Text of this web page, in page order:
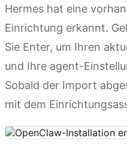
Hermes hat eine
Einrichtung erkannt.
Sie Enter, um Ihren
und Ihre agent-
Sobald der Import
mit dem